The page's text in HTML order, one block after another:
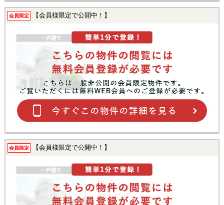
会員限定 【会員様限定で公開中！】
会員限定 【会員様限定で公開中！】